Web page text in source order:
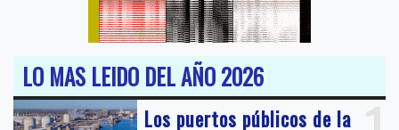
LO MAS LEIDO DEL AÑO 2026
Los puertos públicos de la